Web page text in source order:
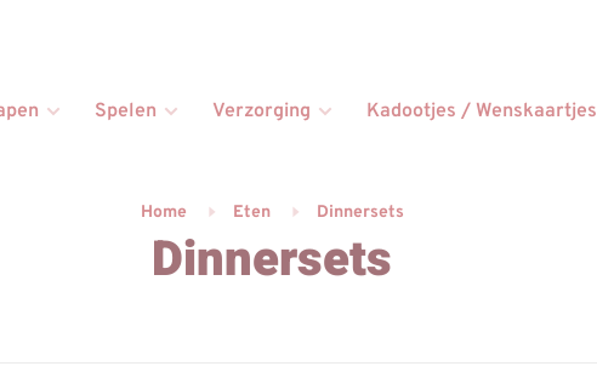
Spelen Verzorging Kadootjes / Wenskaartjes
Home
Eten Dinnersets
Dinnersets